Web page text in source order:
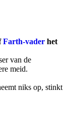
Farth-vader het
van de
meid.
niks op, stinkt